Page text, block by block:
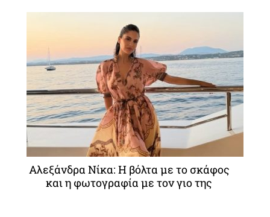
Αλεξάνδρα Νίκα: Η βόλτα με το σκάφος
και η φωτογραφία με τον γιο της